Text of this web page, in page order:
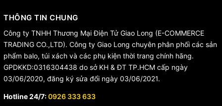
THÔNG TIN CHUNG
Công ty TNHH Thương Mại Điện Tử Giao Long (E-COMMERCE
TRADING CO.,LTD). Công ty Giao Long chuyên phân phối các sản
phẩm balo, túi xách và các phụ kiện thời trang chính hãng.
GPDKKD:0316304438 do sở KH & ĐT TP.HCM cấp ngày
03/06/2020, đăng ký sửa đổi ngày 03/06/2021.
Hotline 24/7:0926 333 633